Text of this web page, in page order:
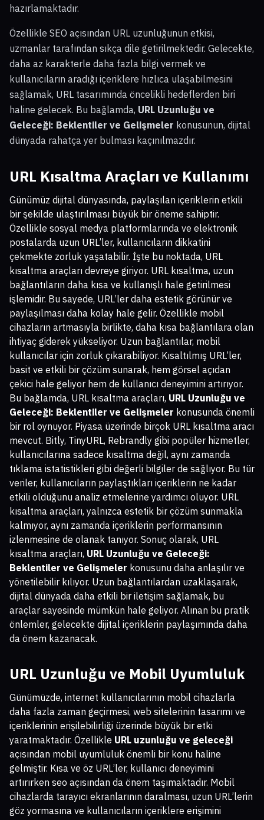
hazırlamaktadır.
Özellikle SEO açısından URL uzunluğunun etkisi,
uzmanlar tarafından sıkça dile getirilmektedir. Gelecekte,
daha az karakterle daha fazla bilgi vermek ve
kullanıcıların aradığı içeriklere hızlıca ulaşabilmesini
sağlamak, URL tasarımında öncelikli hedeflerden biri
haline gelecek. Bu bağlamda, URL Uzunluğu ve
Geleceği: Beklentiler ve Gelişmeler konusunun, dijital
dünyada rahatça yer bulması kaçınılmazdır.
URL Kısaltma Araçları ve Kullanımı
Günümüz dijital dünyasında, paylaşılan içeriklerin etkili
bir şekilde ulaştırılması büyük bir öneme sahiptir.
Özellikle sosyal medya platformlarında ve elektronik
postalarda uzun URL’ler, kullanıcıların dikkatini
çekmekte zorluk yaşatabilir. İşte bu noktada, URL
kısaltma araçları devreye giriyor. URL kısaltma, uzun
bağlantıların daha kısa ve kullanışlı hale getirilmesi
işlemidir. Bu sayede, URL’ler daha estetik görünür ve
paylaşılması daha kolay hale gelir. Özellikle mobil
cihazların artmasıyla birlikte, daha kısa bağlantılara olan
ihtiyaç giderek yükseliyor. Uzun bağlantılar, mobil
kullanıcılar için zorluk çıkarabiliyor. Kısaltılmış URL’ler,
basit ve etkili bir çözüm sunarak, hem görsel açıdan
çekici hale geliyor hem de kullanıcı deneyimini artırıyor.
Bu bağlamda, URL kısaltma araçları, URL Uzunluğu ve
Geleceği: Beklentiler ve Gelişmeler konusunda önemli
bir rol oynuyor. Piyasa üzerinde birçok URL kısaltma aracı
mevcut. Bitly, TinyURL, Rebrandly gibi popüler hizmetler,
kullanıcılarına sadece kısaltma değil, aynı zamanda
tıklama istatistikleri gibi değerli bilgiler de sağlıyor. Bu tür
veriler, kullanıcıların paylaştıkları içeriklerin ne kadar
etkili olduğunu analiz etmelerine yardımcı oluyor. URL
kısaltma araçları, yalnızca estetik bir çözüm sunmakla
kalmıyor, aynı zamanda içeriklerin performansının
izlenmesine de olanak tanıyor. Sonuç olarak, URL
kısaltma araçları, URL Uzunluğu ve Geleceği:
Beklentiler ve Gelişmeler konusunu daha anlaşılır ve
yönetilebilir kılıyor. Uzun bağlantılardan uzaklaşarak,
dijital dünyada daha etkili bir iletişim sağlamak, bu
araçlar sayesinde mümkün hale geliyor. Alınan bu pratik
önlemler, gelecekte dijital içeriklerin paylaşımında daha
da önem kazanacak.
URL Uzunluğu ve Mobil Uyumluluk
Günümüzde, internet kullanıcılarının mobil cihazlarla
daha fazla zaman geçirmesi, web sitelerinin tasarımı ve
içeriklerinin erişilebilirliği üzerinde büyük bir etki
yaratmaktadır. Özellikle URL uzunluğu ve geleceği
açısından mobil uyumluluk önemli bir konu haline
gelmiştir. Kısa ve öz URL’ler, kullanıcı deneyimini
artırırken seo açısından da önem taşımaktadır. Mobil
cihazlarda tarayıcı ekranlarının daralması, uzun URL’lerin
göz yormasına ve kullanıcıların içeriklere erişimini